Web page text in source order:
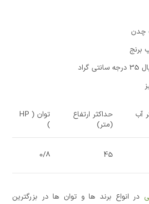
چدن
برنج
آب
حداکثر ارتفاع
(متر)
توان ( HP
)
45
0/8
در انواع برند ها و توان ها در بزرگترین